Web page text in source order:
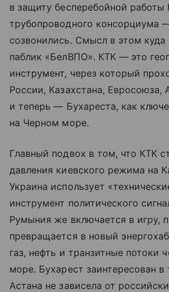
в защиту бесперебойной работы
трубопроводного консорциума
созвонились. Смысл в этом куда
паблик «БелВПО». КТК — это
инструмент, через который
России, Казахстана,
и теперь — Бухареста, как
на Черном море.
Главный подвох в том, что КТК
давления киевского режима на
Украина использует
инструмент политического
Румыния же включается в игру,
превращается в новый
газ, нефть и транзитные потоки
море. Бухарест заинтересован
Астана не зависела от